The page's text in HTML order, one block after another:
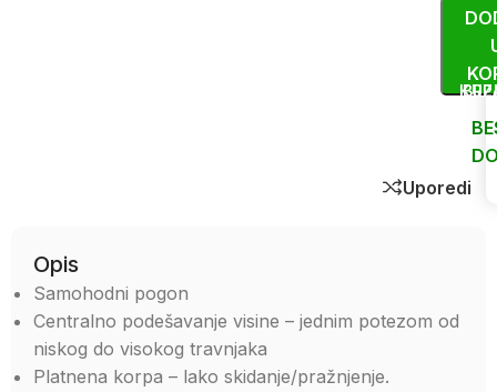
Uporedi
Opis
Samohodni pogon
Centralno podešavanje visine – jednim potezom od
niskog do visokog travnjaka
Platnena korpa – lako skidanje/pražnjenje.